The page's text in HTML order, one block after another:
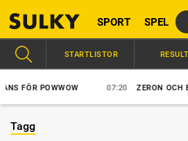
SPORT SPEL
FÖR POWWOW 07:20 ZERON OCH
STARTLISTOR
Tagg